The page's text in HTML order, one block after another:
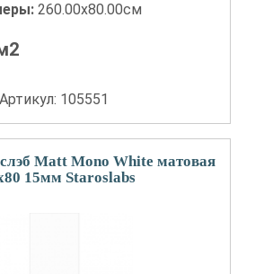
260.00x80.00см
Артикул: 105551
Matt Mono White матовая
15мм Staroslabs